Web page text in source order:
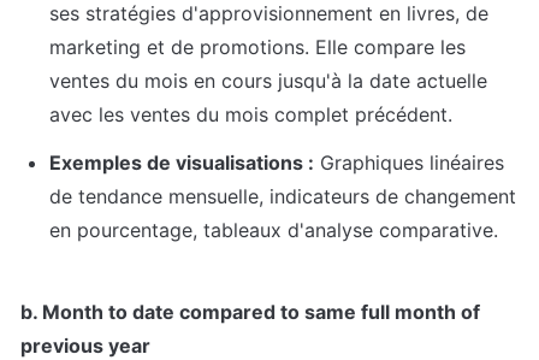
ses stratégies d'approvisionnement en livres, de
marketing et de promotions. Elle compare les
ventes du mois en cours jusqu'à la date actuelle
avec les ventes du mois complet précédent.
Exemples de visualisations : Graphiques linéaires
de tendance mensuelle, indicateurs de changement
en pourcentage, tableaux d'analyse comparative.
b. Month to date compared to same full month of
previous year